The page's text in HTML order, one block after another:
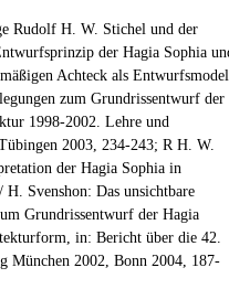
Rudolf H. W. Stichel und der
der Hagia Sophia
Achteck als
zum Grundrissentwurf der
1998-2002. Lehre und
2003, 234-243; R H. W.
der Hagia Sophia in
Svenshon: Das unsichtbare
Grundrissentwurf der Hagia
in: Bericht über die 42.
München 2002, Bonn 2004, 187-